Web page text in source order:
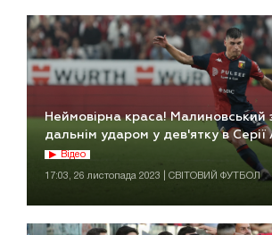
Неймовірна краса! Малиновський
дальнім ударом у дев'ятку в
Відео
17:03, 26 листопада 2023 | СВІТОВИЙ ФУТБОЛ